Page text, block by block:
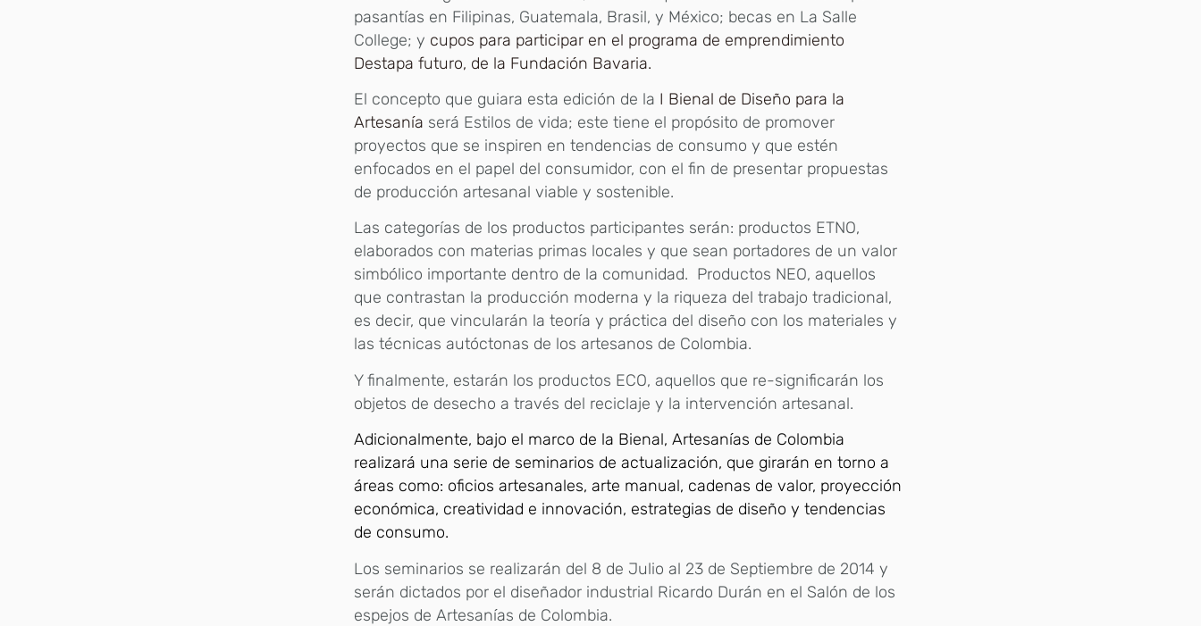
pasantías en Filipinas, Guatemala, Brasil, y México; becas en La Salle
College; y cupos para participar en el programa de emprendimiento
Destapa futuro, de la Fundación Bavaria.
El concepto que guiara esta edición de la I Bienal de Diseño para la
Artesanía será Estilos de vida; este tiene el propósito de promover
proyectos que se inspiren en tendencias de consumo y que estén
enfocados en el papel del consumidor, con el fin de presentar propuestas
de producción artesanal viable y sostenible.
Las categorías de los productos participantes serán: productos ETNO,
elaborados con materias primas locales y que sean portadores de un valor
simbólico importante dentro de la comunidad. Productos NEO, aquellos
que contrastan la producción moderna y la riqueza del trabajo tradicional,
es decir, que vincularán la teoría y práctica del diseño con los materiales y
las técnicas autóctonas de los artesanos de Colombia.
Y finalmente, estarán los productos ECO, aquellos que re-significarán los
objetos de desecho a través del reciclaje y la intervención artesanal.
Adicionalmente, bajo el marco de la Bienal, Artesanías de Colombia
realizará una serie de seminarios de actualización, que girarán en torno a
áreas como: oficios artesanales, arte manual, cadenas de valor, proyección
económica, creatividad e innovación, estrategias de diseño y tendencias
de consumo.
Los seminarios se realizarán del 8 de Julio al 23 de Septiembre de 2014 y
serán dictados por el diseñador industrial Ricardo Durán en el Salón de los
espejos de Artesanías de Colombia.